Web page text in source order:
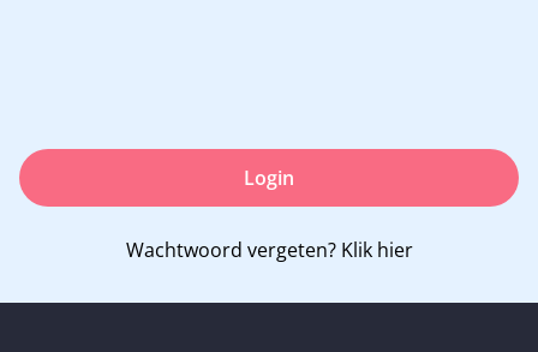
Login
Wachtwoord vergeten? Klik hier